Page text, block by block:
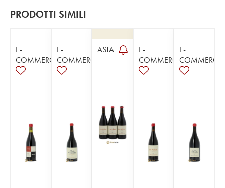
PRODOTTI SIMILI
E-
COMMERCE
E-
COMMERCE
ASTA
E-
COMMERCE
E-
COMMERCE